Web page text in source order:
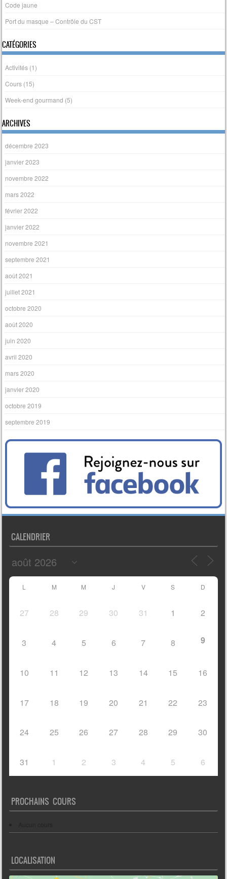
Code jaune
Port du masque – Contrôle du CST
CATÉGORIES
Activités (1)
Cours (15)
Week-end gourmand (5)
ARCHIVES
décembre 2023
janvier 2023
novembre 2022
mars 2022
février 2022
janvier 2022
novembre 2021
septembre 2021
août 2021
juillet 2021
octobre 2020
août 2020
juin 2020
avril 2020
mars 2020
janvier 2020
octobre 2019
septembre 2019
CALENDRIER
L M M J V S D
27 28 29 30 31 1 2
3 4 5 6 7 8 9
10 11 12 13 14 15 16
17 18 19 20 21 22 23
24 25 26 27 28 29 30
31 1 2 3 4 5 6
PROCHAINS COURS
LOCALISATION